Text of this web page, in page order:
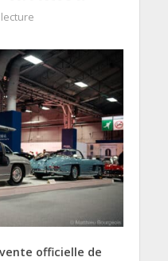
officielle de